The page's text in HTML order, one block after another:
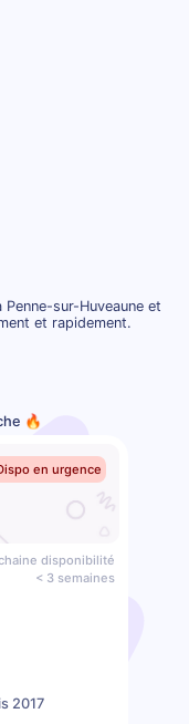
sur-Huveaune et
et rapidement.
🔥
en urgence
disponibilité
< 3 semaines
2017